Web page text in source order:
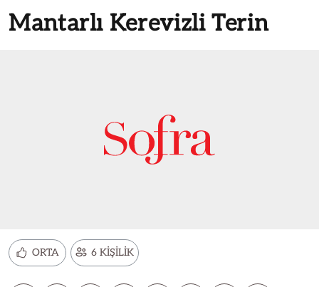
Mantarlı Kerevizli Terin
ORTA 6 KİŞİLİK